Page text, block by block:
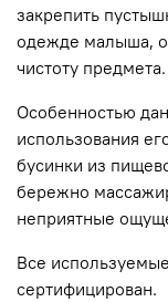
закрепить
одежде малыша,
чистоту предмета.
Особенностью
использования
бусинки из
бережно
неприятные
Все
сертифицирован.